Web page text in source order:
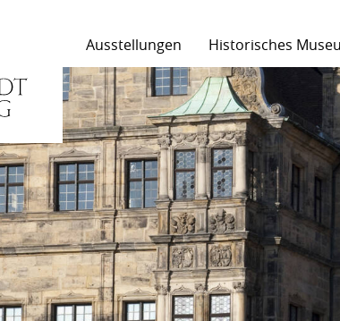
Ausstellungen Historisches